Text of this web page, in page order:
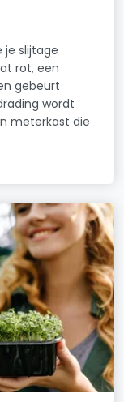
je slijtage
rot, een
gebeurt
wordt
meterkast die